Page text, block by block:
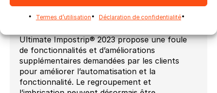
Termes d’utilisation Déclaration de confidentialité
peuvent supprimer ces problèmes et améliorer
Ultimate Impostrip® 2023 propose une foule
de fonctionnalités et d’améliorations
supplémentaires demandées par les clients
pour améliorer l’automatisation et la
fonctionnalité. Le regroupement et